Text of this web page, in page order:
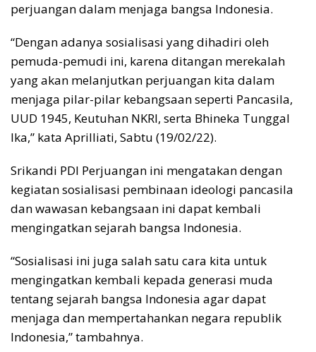
perjuangan dalam menjaga bangsa Indonesia.
“Dengan adanya sosialisasi yang dihadiri oleh
pemuda-pemudi ini, karena ditangan merekalah
yang akan melanjutkan perjuangan kita dalam
menjaga pilar-pilar kebangsaan seperti Pancasila,
UUD 1945, Keutuhan NKRI, serta Bhineka Tunggal
Ika,” kata Aprilliati, Sabtu (19/02/22).
Srikandi PDI Perjuangan ini mengatakan dengan
kegiatan sosialisasi pembinaan ideologi pancasila
dan wawasan kebangsaan ini dapat kembali
mengingatkan sejarah bangsa Indonesia.
“Sosialisasi ini juga salah satu cara kita untuk
mengingatkan kembali kepada generasi muda
tentang sejarah bangsa Indonesia agar dapat
menjaga dan mempertahankan negara republik
Indonesia,” tambahnya.